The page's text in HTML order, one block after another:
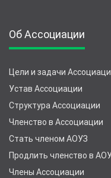
Об Ассоциации
Цели и задачи
Устав Ассоциации
Структура Ассоциации
Членство в Ассоциации
Стать членом АОУЗ
Продлить членство в
Члены Ассоциации